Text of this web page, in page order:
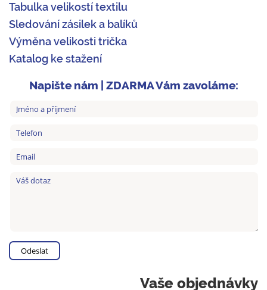
Tabulka velikostí textilu
Sledování zásilek a balíků
Výměna velikosti trička
Katalog ke stažení
Napište nám | ZDARMA Vám zavoláme:
Vaše objednávky